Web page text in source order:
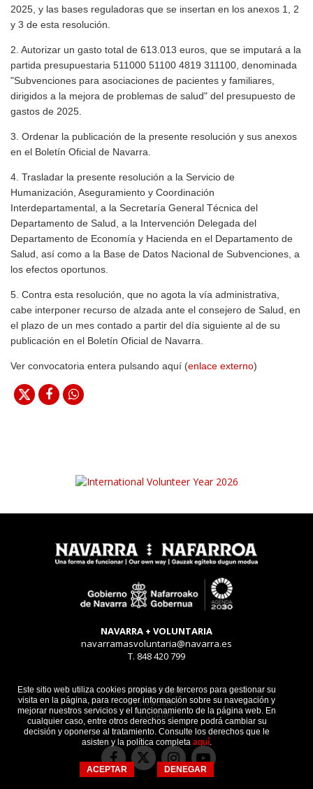
Este sitio web utiliza cookies propias y de terceros para gestionar su
visita en la página, para recoger información sobre su navegación y
mejorar nuestros servicios y el funcionamiento de la página web. En
cualquier caso, entre otros derechos siempre podrá cambiar su
decisión y oponerse al tratamiento. Consulte los derechos que le
asisten y la política completa aquí.
ACEPTAR DENEGAR
2025, y las bases reguladoras que se insertan en los anexos 1, 2
y 3 de esta resolución.
2. Autorizar un gasto total de 613.013 euros, que se imputará a la
partida presupuestaria 511000 51100 4819 311100, denominada
"Subvenciones para asociaciones de pacientes y familiares,
dirigidos a la mejora de problemas de salud" del presupuesto de
gastos de 2025.
3. Ordenar la publicación de la presente resolución y sus anexos
en el Boletín Oficial de Navarra.
4. Trasladar la presente resolución a la Servicio de
Humanización, Aseguramiento y Coordinación
Interdepartamental, a la Secretaría General Técnica del
Departamento de Salud, a la Intervención Delegada del
Departamento de Economía y Hacienda en el Departamento de
Salud, así como a la Base de Datos Nacional de Subvenciones, a
los efectos oportunos.
5. Contra esta resolución, que no agota la vía administrativa,
cabe interponer recurso de alzada ante el consejero de Salud, en
el plazo de un mes contado a partir del día siguiente al de su
publicación en el Boletín Oficial de Navarra.
Ver convocatoria entera pulsando aquí (enlace externo)
NAVARRA + VOLUNTARIA
navarramasvoluntaria@navarra.es
T. 848 420 799
Aviso legal
Privacidad
Cookies
Facebook
Twitter
InstagramYoutube